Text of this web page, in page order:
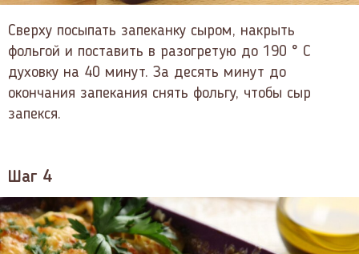
Сверху посыпать запеканку сыром, накрыть
фольгой и поставить в разогретую до 190 ° C
духовку на 40 минут. За десять минут до
окончания запекания снять фольгу, чтобы сыр
запекся.
Шаг 4